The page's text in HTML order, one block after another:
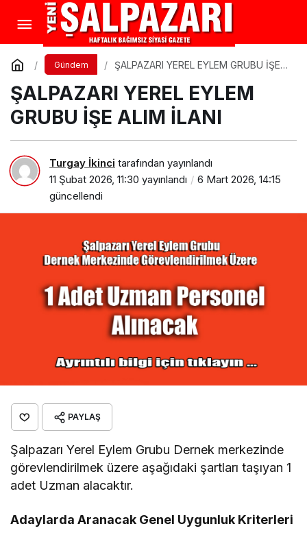
Gündem
ŞALPAZARI YEREL EYLEM GRUBU İŞE
ŞALPAZARI YEREL EYLEM
GRUBU İŞE ALIM İLANI
Turgay İkinci tarafından yayınlandı
11 Şubat 2026, 11:30 yayınlandı
6 Mart 2026, 14:15
güncellendi
PAYLAŞ
Şalpazarı Yerel Eylem Grubu Dernek merkezinde
görevlendirilmek üzere aşağıdaki şartları taşıyan 1
adet Uzman alacaktır.
Adaylarda Aranacak Genel Uygunluk Kriterleri